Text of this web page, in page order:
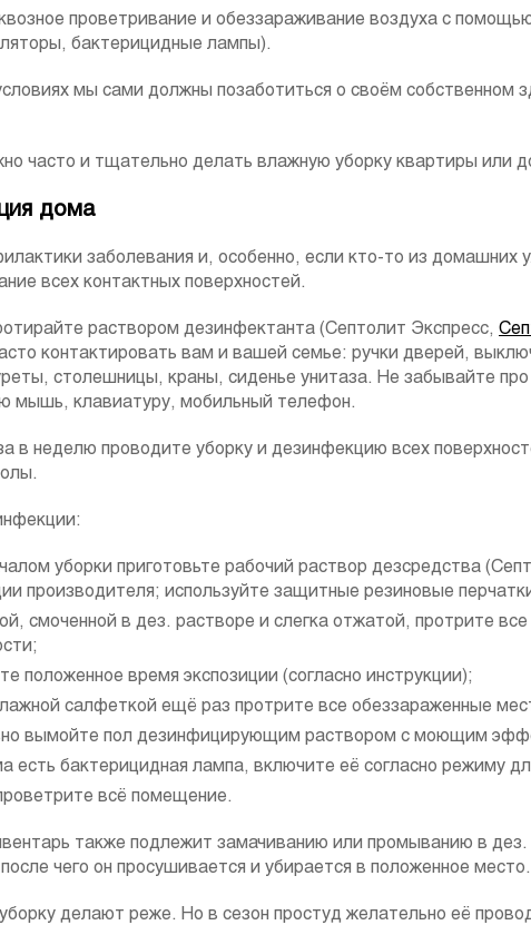
проветривание и обеззараживание воздуха с
бактерицидные лампы).
мы сами должны позаботиться о своём собственном
часто и тщательно делать влажную уборку квартиры или
дома
заболевания и, особенно, если кто-то из домашних
всех контактных поверхностей.
раствором дезинфектанта (Септолит Экспресс,
контактировать вам и вашей семье: ручки дверей,
столешницы, краны, сиденье унитаза. Не забывайте про
мышь, клавиатуру, мобильный телефон.
в неделю проводите уборку и дезинфекцию всех
уборки приготовьте рабочий раствор дезсредства
производителя; используйте защитные резиновые
смоченной в дез. растворе и слегка отжатой, протрите
положенное время экспозиции (согласно инструкции);
салфеткой ещё раз протрите все обеззараженные
вымойте пол дезинфицирующим раствором с моющим
есть бактерицидная лампа, включите её согласно режиму
всё помещение.
также подлежит замачиванию или промыванию в
чего он просушивается и убирается в положенное место.
уборку делают реже. Но в сезон простуд желательно её